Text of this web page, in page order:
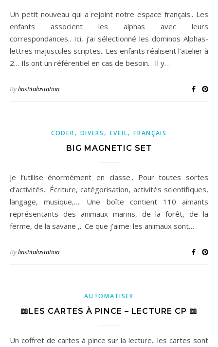
Un petit nouveau qui a rejoint notre espace français.. Les
enfants associent les alphas avec leurs
correspondances.. Ici, j’ai sélectionné les dominos Alphas-
lettres majuscules scriptes.. Les enfants réalisent l’atelier à
2… Ils ont un référentiel en cas de besoin.. Il y…
Bylinstitalastation
CODER, DIVERS , EVEIL,FRANÇAIS
BIG MAGNETIC SET
Je l’utilise énormément en classe.. Pour toutes sortes
d’activités.. Écriture, catégorisation, activités scientifiques,
langage, musique,…. Une boîte contient 110 aimants
représentants des animaux marins, de la forêt, de la
ferme, de la savane ,.. Ce que j’aime: les animaux sont…
Bylinstitalastation
AUTOMATISER
📖LES CARTES À PINCE – LECTURE CP 📖
Un coffret de cartes à pince sur la lecture.. les cartes sont